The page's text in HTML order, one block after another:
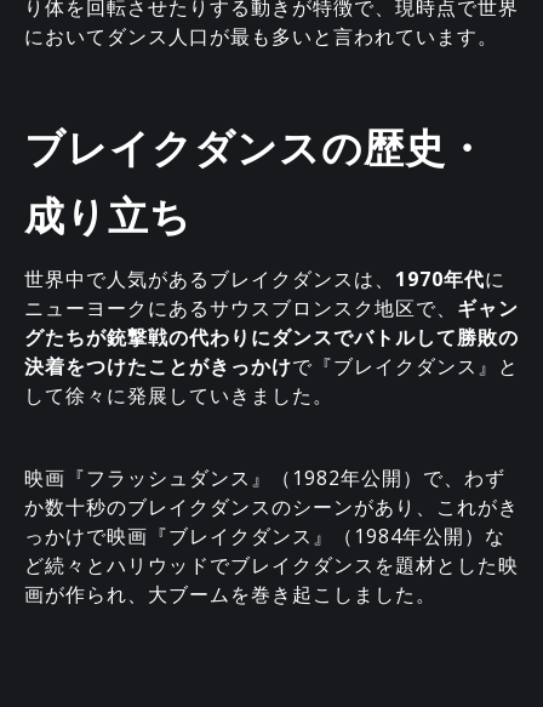
り体を回転させたりする動きが特徴で、現時点で世界
においてダンス人口が最も多いと言われています。
ブレイクダンスの歴史・
成り立ち
世界中で人気があるブレイクダンスは、 1970年代に
ニューヨークにあるサウスブロンスク地区で、 ギャン
グたちが銃撃戦の代わりにダンスでバトルして勝敗の
決着をつけたことがきっかけで『ブレイクダンス』と
して徐々に発展していきました。
映画『フラッシュダンス』（1982年公開）で、わず
か数十秒のブレイクダンスのシーンがあり、これがき
っかけで映画『ブレイクダンス』（1984年公開）な
ど続々とハリウッドでブレイクダンスを題材とした映
画が作られ、大ブームを巻き起こしました。